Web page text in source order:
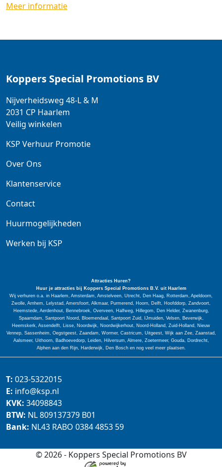
Meer informatie
Koppers Special Promotions BV
Nijverheidsweg 48-L & M
2031 CP Haarlem
Veilig winkelen
KSP Verhuur Promotie
Over Ons
Klantenservice
Contact
Huurmogelijkheden
Werken bij KSP
Attracties Huren?
Huur je attracties bij Koppers Special
PromotionsB.V. uit Haarlem
Wij verhuren o.a. in Haarlem, Amsterdam, Amstelveen, Utrecht, Den Haag, Rotterdam, Apeldoorn,
Zwolle, Arnhem, Lelystad, Amersfoort, Alkmaar, Purmerend, Hoorn, Delft, Hoofddorp, Zandvoort,
Heemstede, Aerdenhout, Bennebroek, Overveen, Halfweg, Hillegom, Den Helder, Zwanenburg,
Spaarndam, Santpoort Noord, Bloemendaal, Santpoort Zuid, IJmuiden, Velsen, Beverwijk,
Heemskerk, Assendelft, Lisse, Noordwijk, Noordwijkerhout, Noord-Holland, Zuid-Holland, Nieuw
Vennep, Sassenheim, Oegstgeest, Zaandam, Wormer, Castricum, Uitgeest, Wijk aan Zee, Zaanstad,
Aalsmeer, Uithoorn, Badhoevedorp, Leiden, Hilversum, Almere, Zoetermeer, Gouda, Dordrecht,
Alphen aan den Rijn, Harderwijk, Den Bosch en nog veel meer plaatsen.
T: 023-5322015
E: info@ksp.nl
KVK: 34098843
BTW: NL 809137379 B01
Bank: NL43 RABO 0384 4853 59
© 2026 - Koppers Special Promotions BV